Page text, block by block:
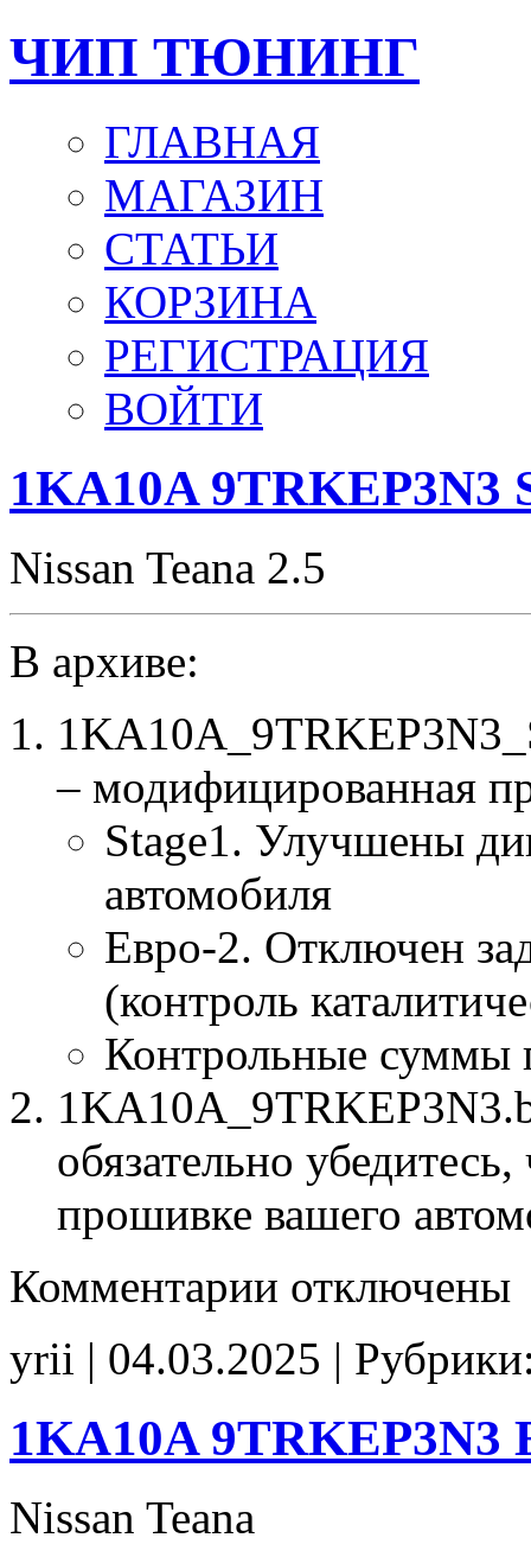
ЧИП ТЮНИНГ
ГЛАВНАЯ
МАГАЗИН
СТАТЬИ
КОРЗИНА
РЕГИСТРАЦИЯ
ВОЙТИ
1KA10A 9TRKEP3N3
Nissan Teana 2.5
В архиве:
– модифицированная
Stage1. Улучшены
автомобиля
Евро-2. Отключен
(контроль
Контрольные суммы
обязательно
прошивке вашего
Комментарии записи
Stage1
E2Catoff
отключены
yrii | 04.03.2025 |
1KA10A 9TRKEP3N3
Nissan Teana